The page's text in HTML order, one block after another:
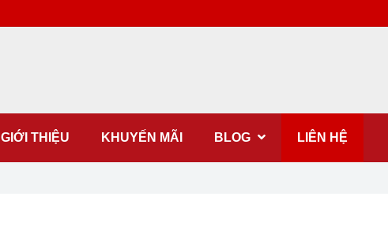
GIỚI THIỆU KHUYẾN MÃI BLOG LIÊN HỆ